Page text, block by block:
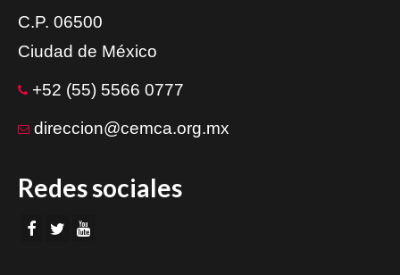
C.P. 06500
Ciudad de México
+52 (55) 5566 0777
direccion@cemca.org.mx
Redes sociales